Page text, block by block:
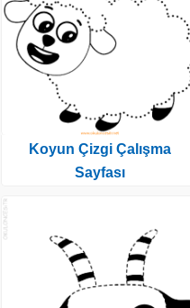
Koyun Çizgi Çalışma
Sayfası